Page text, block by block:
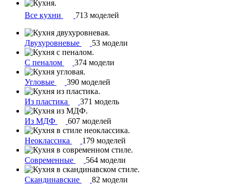
Все кухни 713 моделей
Двухуровневые 53 модели
С пеналом 374 модели
Угловые 390 моделей
Из пластика 371 модель
Из МДФ 607 моделей
Неоклассика 179 моделей
Современные 564 модели
Скандинавские
82 модели